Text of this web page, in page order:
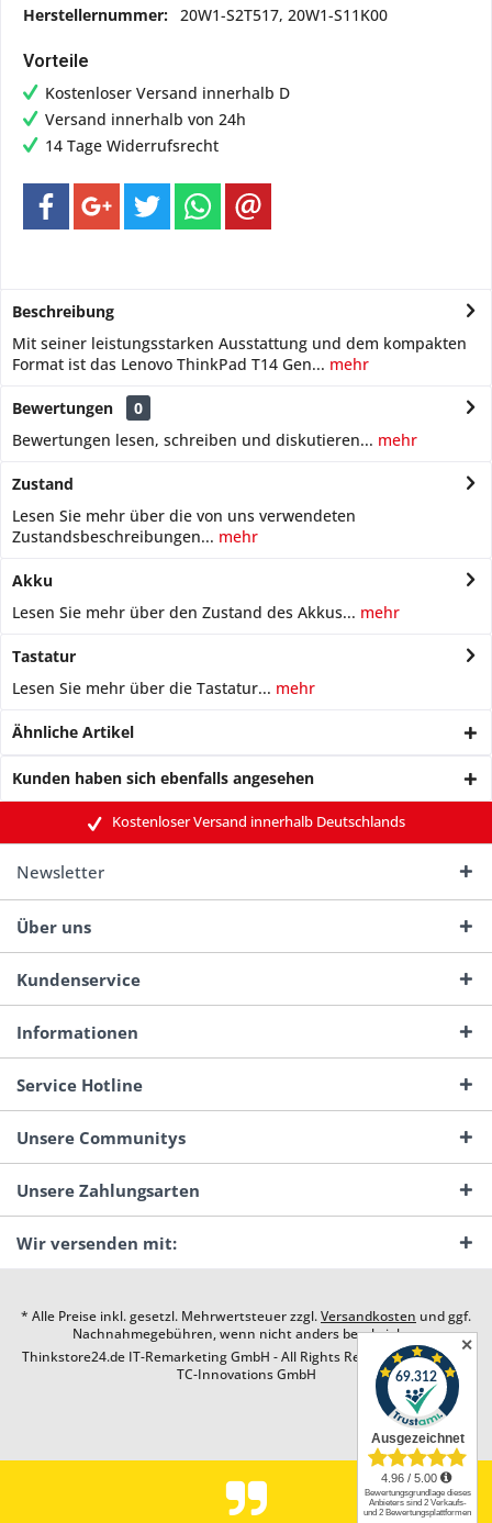
Herstellernummer:
20W1-S2T517, 20W1-S11K00
Vorteile
Kostenloser Versand innerhalb D
Versand innerhalb von 24h
14 Tage Widerrufsrecht
Beschreibung
Mit seiner leistungsstarken Ausstattung und dem kompakten
Format ist das Lenovo ThinkPad T14 Gen... mehr
Bewertungen
0
Bewertungen lesen, schreiben und diskutieren... mehr
Zustand
Lesen Sie mehr über die von uns verwendeten
Zustandsbeschreibungen... mehr
Akku
Lesen Sie mehr über den Zustand des Akkus... mehr
Tastatur
Lesen Sie mehr über die Tastatur... mehr
Ähnliche Artikel
Kunden haben sich ebenfalls angesehen
Kostenloser Versand innerhalb Deutschlands
Newsletter
Über uns
Kundenservice
Informationen
Service Hotline
Unsere Communitys
Unsere Zahlungsarten
Wir versenden mit:
* Alle Preise inkl. gesetzl. Mehrwertsteuer zzgl.Versandkosten und ggf.
Nachnahmegebühren, wenn nicht anders beschrieben
Thinkstore24.de IT-Remarketing GmbH - All Rights Reserved. Design by
TC-Innovations GmbH
✕